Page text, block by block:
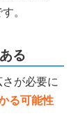
。
る
が必要に
る可能性